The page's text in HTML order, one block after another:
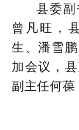
县委
曾凡旺，
生、潘雪
加会议，
副主任何葆